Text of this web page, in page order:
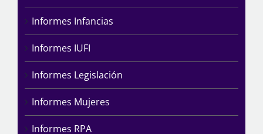
Informes Infancias
Informes IUFI
Informes Legislación
Informes Mujeres
Informes RPA